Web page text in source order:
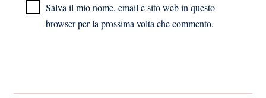
Salva il mio nome, email e sito web in questo
browser per la prossima volta che commento.